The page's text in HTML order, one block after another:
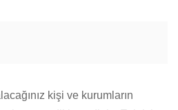
kişi ve kurumların